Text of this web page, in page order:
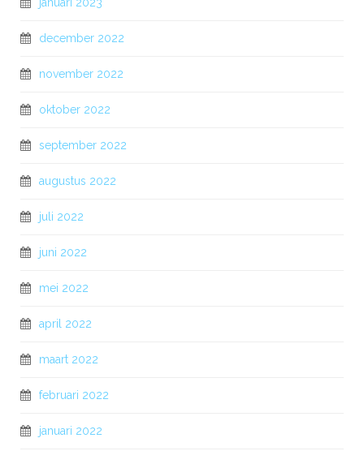
december 2022
november 2022
oktober 2022
september 2022
augustus 2022
juli 2022
juni 2022
mei 2022
april 2022
maart 2022
februari 2022
januari 2022